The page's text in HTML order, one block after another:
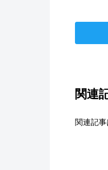
関連
関連記事